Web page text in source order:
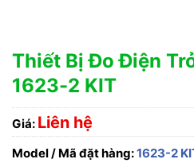
Thiết Bị Đo Điện
1623-2 KIT
Giá: Liên hệ
Model / Mã đặt hàng:1623-2